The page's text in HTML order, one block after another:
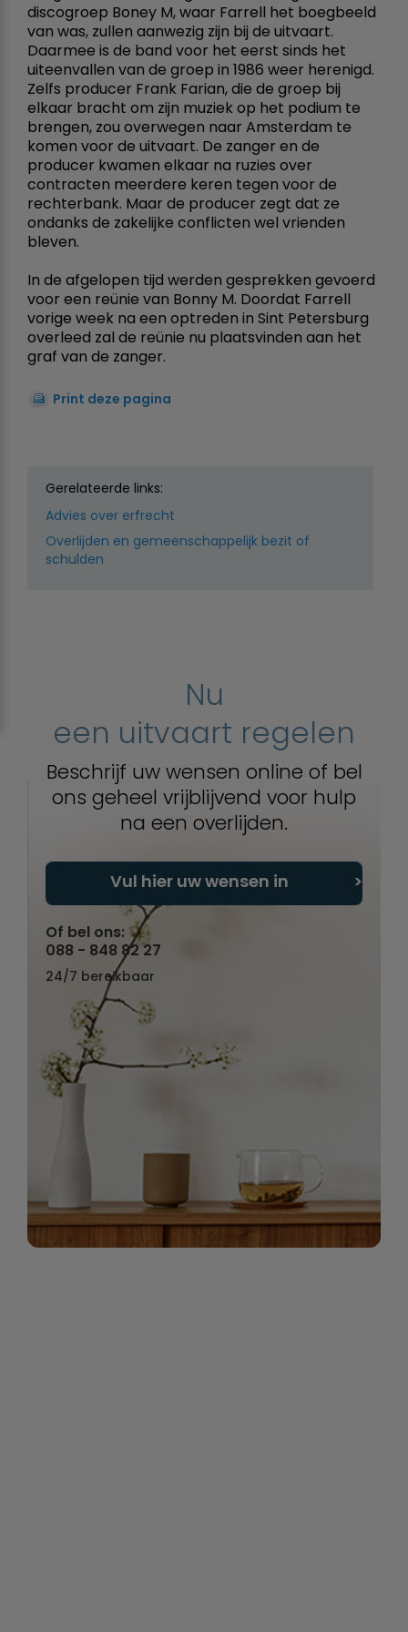
discogroep Boney M, waar Farrell het boegbeeld
van was, zullen aanwezig zijn bij de uitvaart.
Daarmee is de band voor het eerst sinds het
uiteenvallen van de groep in 1986 weer herenigd.
Zelfs producer Frank Farian, die de groep bij
elkaar bracht om zijn muziek op het podium te
brengen, zou overwegen naar Amsterdam te
komen voor de uitvaart. De zanger en de
producer kwamen elkaar na ruzies over
contracten meerdere keren tegen voor de
rechterbank. Maar de producer zegt dat ze
ondanks de zakelijke conflicten wel vrienden
bleven.
In de afgelopen tijd werden gesprekken gevoerd
voor een reünie van Bonny M. Doordat Farrell
vorige week na een optreden in Sint Petersburg
overleed zal de reünie nu plaatsvinden aan het
graf van de zanger.
Print deze pagina
Gerelateerde links:
Advies over erfrecht
Overlijden en gemeenschappelijk bezit of
schulden
Nu
een uitvaart regelen
Beschrijf uw wensen online of bel
ons geheel vrijblijvend voor hulp
na een overlijden.
Vul hier uw wensen in
Of bel ons:
088 - 848 82 27
24/7 bereikbaar